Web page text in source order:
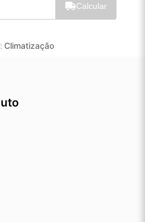
Calcular
Climatização